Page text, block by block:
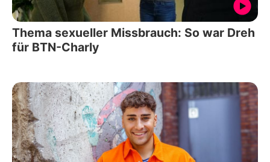
Thema sexueller Missbrauch: So war Dreh
für BTN-Charly